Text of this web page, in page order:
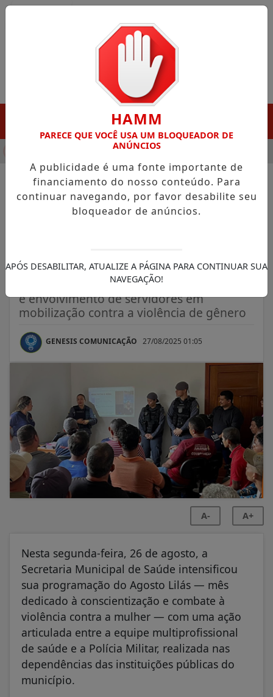
DESTAQUE EM PORTO GRANDE COM ATUAÇÃO VOLTADA
NOTÍCIAS/PEDRA BRANCA DO AMAPARI
Secretaria de Saúde de Pedra
Agosto Lilás
Atividade promove acolhimento, reflexão
e envolvimento de servidores em
mobilização contra a violência de gênero
GENESIS COMUNICAÇÃO 27/08/2025 01:05
A- A+
Nesta segunda-feira, 26 de agosto, a
Secretaria Municipal de Saúde intensificou
sua programação do Agosto Lilás — mês
dedicado à conscientização e combate à
violência contra a mulher — com uma ação
articulada entre a equipe multiprofissional
de saúde e a Polícia Militar, realizada nas
dependências das instituições públicas do
município.
HAMM
PARECE QUE VOCÊ USA UM BLOQUEADOR DE
ANÚNCIOS
A publicidade é uma fonte importante de
financiamento do nosso conteúdo. Para
continuar navegando, por favor desabilite seu
bloqueador de anúncios.
APÓS DESABILITAR, ATUALIZE A PÁGINA PARA CONTINUAR SUA
NAVEGAÇÃO!